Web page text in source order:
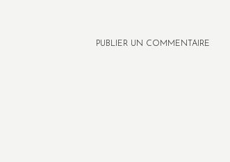
PUBLIER UN COMMENTAIRE